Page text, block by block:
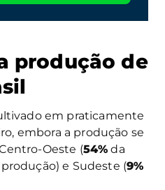
produção de
em praticamente
embora a produção se
Oeste (54% da
e Sudeste (9%